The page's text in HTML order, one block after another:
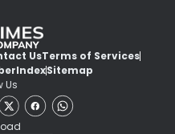
UsTerms of Services
IndexSitemap
Us